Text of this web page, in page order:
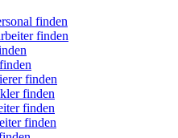
finden
finden
finden
finden
finden
finden